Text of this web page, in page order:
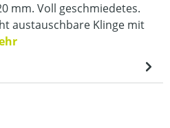
mm. Voll geschmiedetes.
austauschbare Klinge mit